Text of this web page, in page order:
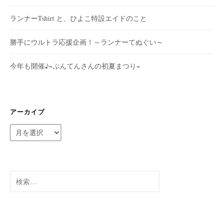
ランナーTshirt と、ひよこ特設エイドのこと
勝手にウルトラ応援企画！～ランナーてぬぐい～
今年も開催♪~ぶんてんさんの初夏まつり~
アーカイブ
ー
ブ
索: